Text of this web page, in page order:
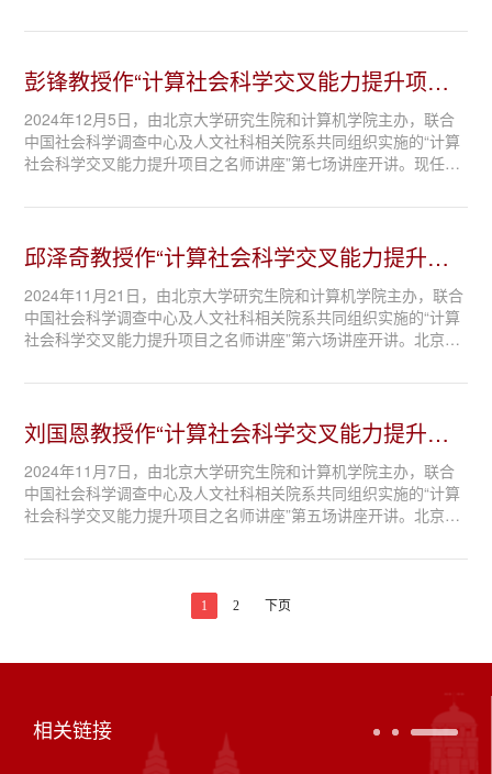
的AI应用现状与思考”为主题做...
彭锋教授作“计算社会科学交叉能力提升项目
之名师讲座”...
2024年12月5日，由北京大学研究生院和计算机学院主办，联合
中国社会科学调查中心及人文社科相关院系共同组织实施的“计算
社会科学交叉能力提升项目之名师讲座”第七场讲座开讲。现任北
主题做了精彩报告。研究生院...
邱泽奇教授作“计算社会科学交叉能力提升项
目之名师讲座...
2024年11月21日，由北京大学研究生院和计算机学院主办，联合
中国社会科学调查中心及人文社科相关院系共同组织实施的“计算
社会科学交叉能力提升项目之名师讲座”第六场讲座开讲。北京大
心主任、北京大学数字治理研究...
刘国恩教授作“计算社会科学交叉能力提升项
目之名师讲座...
2024年11月7日，由北京大学研究生院和计算机学院主办，联合
中国社会科学调查中心及人文社科相关院系共同组织实施的“计算
社会科学交叉能力提升项目之名师讲座”第五场讲座开讲。北京大
院长、北京大学中国卫生经济研究...
1 2 下页
相关链接